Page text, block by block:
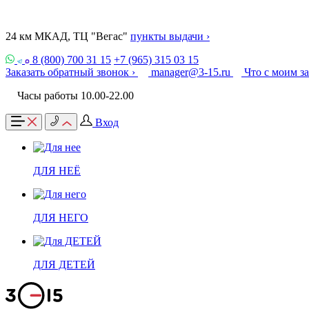
24 км МКАД, ТЦ "Вегас" пункты выдачи ›
8 (800) 700 31 15 +7 (965) 315 03 15
Заказать обратный звонок ›
manager@3-15.ru
Что с моим
Часы работы 10.00-22.00
Вход
ДЛЯ НЕЁ
ДЛЯ НЕГО
ДЛЯ ДЕТЕЙ